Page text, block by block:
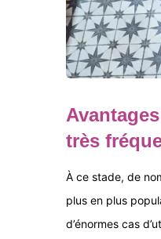
très
À ce stade, de
plus en plus
d’énormes cas